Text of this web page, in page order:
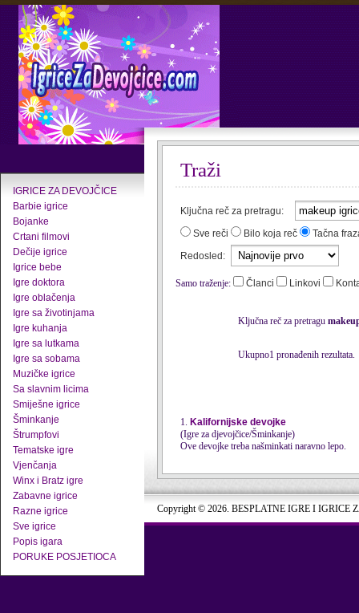
IGRICE ZA DEVOJČICE
Barbie igrice
Bojanke
Crtani filmovi
Dečije igrice
Igrice bebe
Igre doktora
Igre oblačenja
Igre sa životinjama
Igre kuhanja
Igre sa lutkama
Igre sa sobama
Muzičke igrice
Sa slavnim licima
Smiješne igrice
Šminkanje
Štrumpfovi
Tematske igre
Vjenčanja
Winx i Bratz igre
Zabavne igrice
Razne igrice
Sve igrice
Popis igara
PORUKE POSJETIOCA
Traži
Ključna reč za pretragu:
Sve reči
Bilo koja reč
Tačna
Redosled:
Samo traženje: Članci Linkovi
Ključna reč za pretragu
Ukupno1 pronađenih rezultata.
1. Kalifornijske devojke
(Igre za djevojčice/Šminkanje)
Ove devojke treba našminkati naravno lepo.
Copyright © 2026. BESPLATNE IGRE I IGRICE